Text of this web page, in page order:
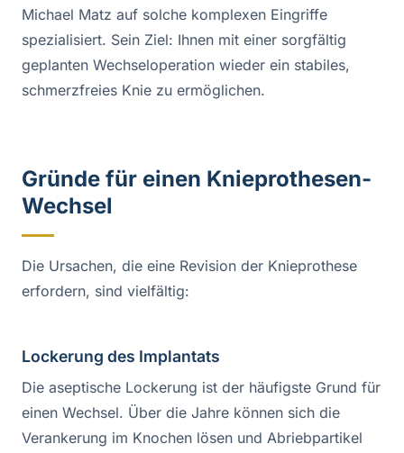
Michael Matz auf solche komplexen Eingriffe
spezialisiert. Sein Ziel: Ihnen mit einer sorgfältig
geplanten Wechseloperation wieder ein stabiles,
schmerzfreies Knie zu ermöglichen.
Gründe für einen Knieprothesen-
Wechsel
Die Ursachen, die eine Revision der Knieprothese
erfordern, sind vielfältig:
Lockerung des Implantats
Die aseptische Lockerung ist der häufigste Grund für
einen Wechsel. Über die Jahre können sich die
Verankerung im Knochen lösen und Abriebpartikel